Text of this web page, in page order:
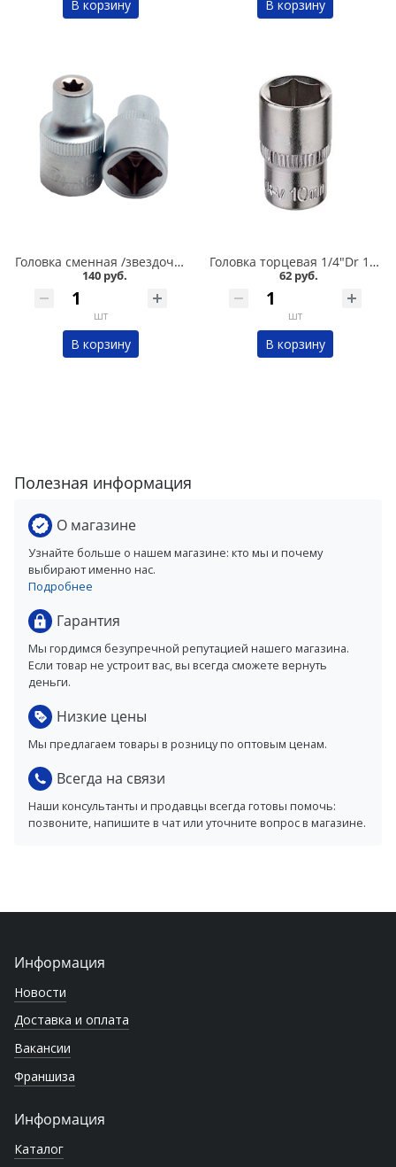
В корзину В корзину
Головка сменная /звездочка/ Е8/1/2 Сервис ключ в Омске
140 руб.
шт
В корзину
Головка торцевая 1/4"Dr 10 мм OBERKRAFT для трещетки в Омске
62 руб.
шт
В корзину
Полезная информация
О магазине
Узнайте больше о нашем магазине: кто мы и почему
выбирают именно нас.
Подробнее
Гарантия
Мы гордимся безупречной репутацией нашего магазина.
Если товар не устроит вас, вы всегда сможете вернуть
деньги.
Низкие цены
Мы предлагаем товары в розницу по оптовым ценам.
Всегда на связи
Наши консультанты и продавцы всегда готовы помочь:
позвоните, напишите в чат или уточните вопрос в магазине.
Информация
Новости
Доставка и оплата
Вакансии
Франшиза
Информация
Каталог